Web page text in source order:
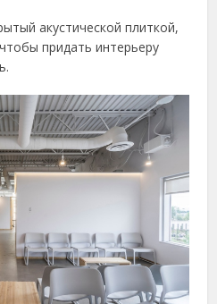
акустической плиткой,
придать интерьеру